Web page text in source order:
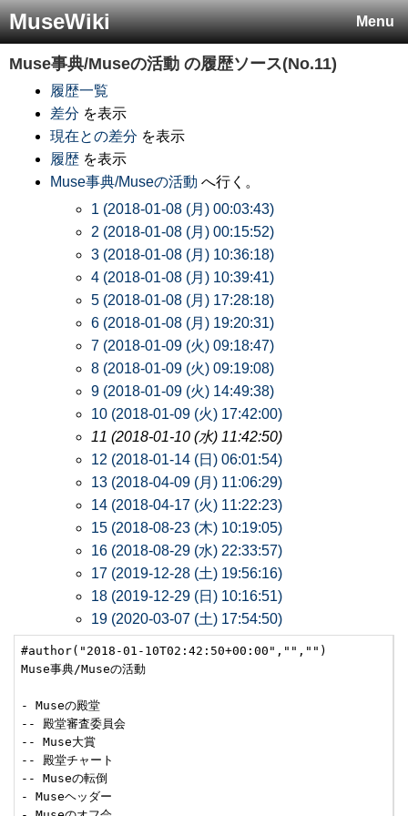
Menu
MuseWiki
Muse事典/Museの活動 の履歴ソース(No.11)
履歴一覧
差分 を表示
現在との差分 を表示
履歴 を表示
Muse事典/Museの活動 へ行く。
1 (2018-01-08 (月) 00:03:43)
2 (2018-01-08 (月) 00:15:52)
3 (2018-01-08 (月) 10:36:18)
4 (2018-01-08 (月) 10:39:41)
5 (2018-01-08 (月) 17:28:18)
6 (2018-01-08 (月) 19:20:31)
7 (2018-01-09 (火) 09:18:47)
8 (2018-01-09 (火) 09:19:08)
9 (2018-01-09 (火) 14:49:38)
10 (2018-01-09 (火) 17:42:00)
11 (2018-01-10 (水) 11:42:50)
12 (2018-01-14 (日) 06:01:54)
13 (2018-04-09 (月) 11:06:29)
14 (2018-04-17 (火) 11:22:23)
15 (2018-08-23 (木) 10:19:05)
16 (2018-08-29 (水) 22:33:57)
17 (2019-12-28 (土) 19:56:16)
18 (2019-12-29 (日) 10:16:51)
19 (2020-03-07 (土) 17:54:50)
#author("2018-01-10T02:42:50+00:00","","")
Muse事典/Museの活動
- Museの殿堂
-- 殿堂審査委員会
-- Muse大賞
-- 殿堂チャート
-- Museの転倒
- Museヘッダー